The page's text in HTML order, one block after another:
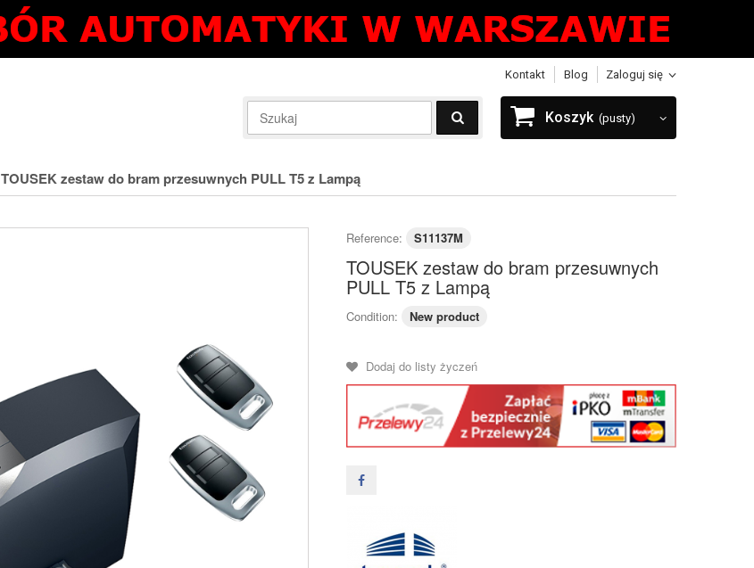
Zaloguj się
Kontakt Blog
Koszyk (pusty)
TOUSEK zestaw do bram przesuwnych PULL T5 z Lampą
Reference: S11137M
TOUSEK zestaw do bram przesuwnych
PULL T5 z Lampą
Condition: New product
Dodaj do listy życzeń